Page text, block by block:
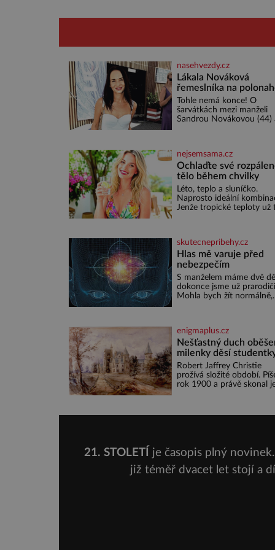
nasehvezdy.cz
Lákala Nováková
řemeslníka na
tělo!
Tohle nemá konce! O
šarvátkách mezi manželi
Sandrou Novákovou (44)
u herečky ze seriálu Ulice a
režiséra vychladne,
nejsemsama.cz
Ochlaďte své
tělo během chvilky
Léto, teplo a sluníčko.
Naprosto ideální
Jenže tropické teploty už
zaryjí pod kůži, hledáme
v bazénu nebo pomocí
klimatizace. Jenže ne
můžeme být v jejich
Nemusíte však zoufat.
budete mít promyšlený
jídelníček, žadné pařáky si
skutecnepribehy.cz
Hlas mě varuje před
nebezpečím
S manželem máme dvě
dokonce jsme už
Mohla bych žít normálně,
konec měsíce je pro mě
velice psychicky
obdobím. Od té chvíle, co
máme vnoučata, mi dcera
čím dál častěji volá o
co se hlídání týče. Dalo
enigmaplus.cz
Nešťastný duch
milenky děsí
Robert Jaffrey Christie
prožívá složité období.
rok 1900 a právě skonal
21. STOLETÍ
je časopis plný
již téměř dvacet let stojí a